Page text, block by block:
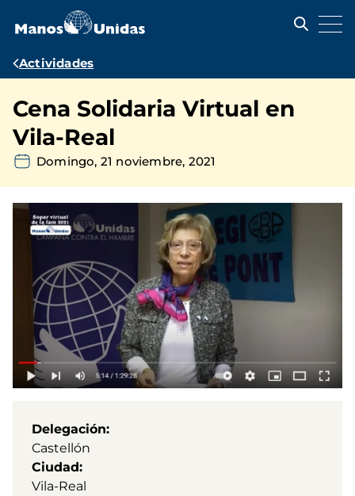
contenido
Ruta
navegación
Actividades
Cena Solidaria Virtual en
Vila-Real
Domingo, 21 noviembre, 2021
Delegación
Castellón
Ciudad
Vila-Real